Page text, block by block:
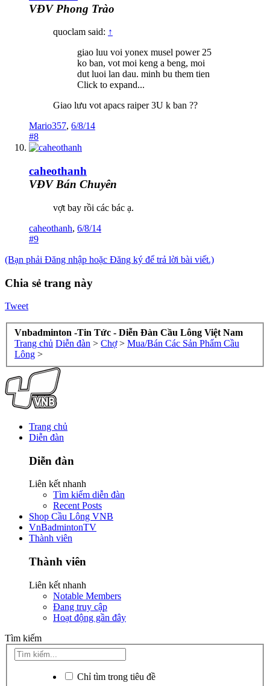
VĐV Phong Trào
quoclam said: ↑
giao luu voi yonex musel power 25
ko ban, vot moi keng a beng, moi
dut luoi lan dau. minh bu them tien
Click to expand...
Giao lưu vot apacs raiper 3U k ban ??
Mario357, 6/8/14
#8
caheothanh
VĐV Bán Chuyên
vợt bay rồi các bác ạ.
caheothanh, 6/8/14
#9
(Bạn phải Đăng nhập hoặc Đăng ký để trả lời bài viết.)
Chia sẻ trang này
Tweet
Vnbadminton -Tin Tức - Diễn Đàn Cầu Lông Việt Nam
Trang chủ Diễn đàn > Chợ > Mua/Bán Các Sản Phẩm Cầu
Lông >
Trang chủ
Diễn đàn
Diễn đàn
Liên kết nhanh
Tìm kiếm diễn đàn
Recent Posts
Shop Cầu Lông VNB
VnBadmintonTV
Thành viên
Thành viên
Liên kết nhanh
Notable Members
Đang truy cập
Hoạt động gần đây
Tìm kiếm
Chỉ tìm trong tiêu đề